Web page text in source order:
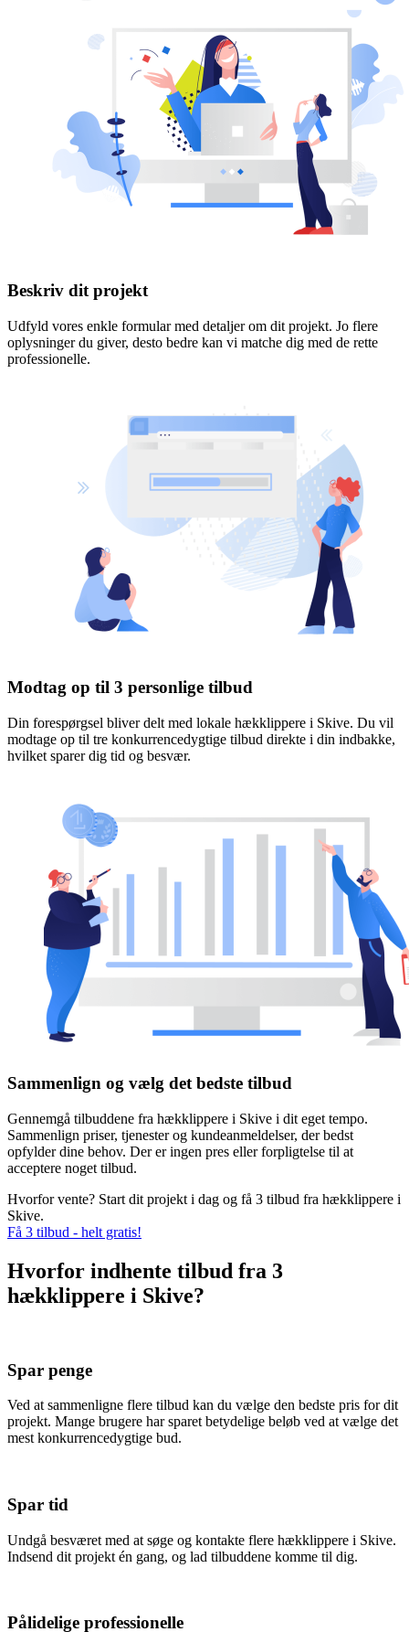
Beskriv dit projekt
Udfyld vores enkle formular med detaljer om dit projekt. Jo flere
oplysninger du giver, desto bedre kan vi matche dig med de rette
professionelle.
Modtag op til 3 personlige tilbud
Din forespørgsel bliver delt med lokale hækklippere i Skive. Du vil
modtage op til tre konkurrencedygtige tilbud direkte i din indbakke,
hvilket sparer dig tid og besvær.
Sammenlign og vælg det bedste tilbud
Gennemgå tilbuddene fra hækklippere i Skive i dit eget tempo.
Sammenlign priser, tjenester og kundeanmeldelser, der bedst
opfylder dine behov. Der er ingen pres eller forpligtelse til at
acceptere noget tilbud.
Hvorfor vente? Start dit projekt i dag og få 3 tilbud fra hækklippere i
Skive.
Få 3 tilbud - helt gratis!
Hvorfor indhente tilbud fra 3
hækklippere i Skive?
Spar penge
Ved at sammenligne flere tilbud kan du vælge den bedste pris for dit
projekt. Mange brugere har sparet betydelige beløb ved at vælge det
mest konkurrencedygtige bud.
Spar tid
Undgå besværet med at søge og kontakte flere hækklippere i Skive.
Indsend dit projekt én gang, og lad tilbuddene komme til dig.
Pålidelige professionelle